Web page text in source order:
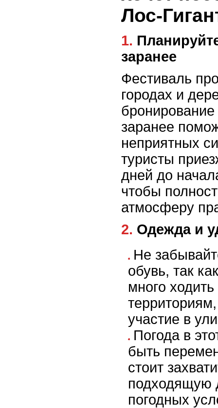
Лос-
1. Планируйте посещение
заранее
Фестиваль
городах и
заранее
неприятных
туристы
дней до
чтобы
атмосферу
2. Одежда и
Не
обувь, так
много
участие в
Погода в
быть
стоит
подходящую
погодных